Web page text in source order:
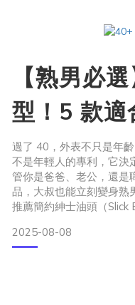
【熟男必
型！5 款適
典造型
過了 40，外表不只是年
不是年輕人的專利，它決
管你是爸爸、老公，還是
品，大叔也能立刻變身熟
推薦簡約紳士油頭（
（Buzz Cut）漸層短推（
髮況和頭皮狀態髮型總是
2025-08-08